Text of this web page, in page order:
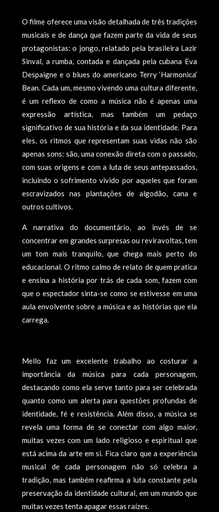
O filme oferece uma visão detalhada de três tradições
musicais e de dança que fazem parte da vida de seus
protagonistas: o jongo, relatado pela brasileira Lazir
Sinval, a rumba, contada e dançada pela cubana Eva
Despaigne e o blues do americano Terry ‘Harmonica’
Bean. Cada um, mesmo vivendo uma cultura diferente,
é um reflexo de como a música não é apenas uma
expressão artística, mas também um pedaço
significativo de sua história e da sua identidade. Para
eles, os ritmos que representam suas vidas não são
apenas sons: são, uma conexão direta com o passado,
com suas origens e com a luta de seus antepassados,
incluindo o sofrimento vivido por aqueles que foram
escravizados nas plantações de algodão, cana e
outros cultivos.
A narrativa do documentário, ao invés de se
concentrar em grandes surpresas ou reviravoltas, tem
um tom mais tranquilo, que chega mais perto do
educacional. O ritmo calmo de relato de quem pratica
e ensina a história por trás de cada som, fazem com
que o espectador sinta-se como se estivesse em uma
aula envolvente sobre a música e as histórias que ela
carrega.
Mello faz um excelente trabalho ao costurar a
importância da música para cada personagem,
destacando como ela serve tanto para ser celebrada
quanto como um alerta para questões profundas de
identidade, fé e resistência. Além disso, a música se
revela uma forma de se conectar com algo maior,
muitas vezes com um lado religioso e espiritual que
está acima da arte em si. Fica claro que a experiência
musical de cada personagem não só celebra a
tradição, mas também reafirma a luta constante pela
preservação da identidade cultural, em um mundo que
muitas vezes tenta apagar essas raízes.